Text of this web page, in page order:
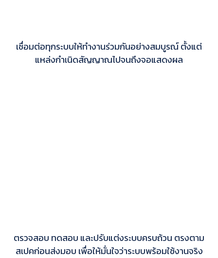
เชื่อมต่อทุกระบบให้ทำงานร่วมกันอย่างสมบูรณ์ ตั้งแต่
แหล่งกำเนิดสัญญาณไปจนถึงจอแสดงผล
ตรวจสอบ ทดสอบ และปรับแต่งระบบครบถ้วน ตรงตาม
สเปคก่อนส่งมอบ เพื่อให้มั่นใจว่าระบบพร้อมใช้งานจริง